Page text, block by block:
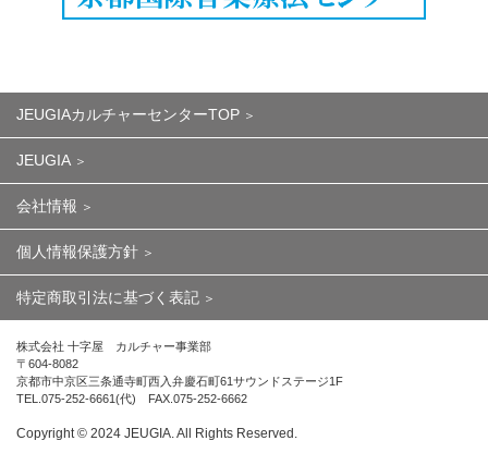
JEUGIAカルチャーセンターTOP
JEUGIA
会社情報
個人情報保護方針
特定商取引法に基づく表記
株式会社 十字屋 カルチャー事業部
〒604-8082
京都市中京区三条通寺町西入弁慶石町61サウンドステージ1F
TEL.075-252-6661(代) FAX.075-252-6662
Copyright ©︎ 2024 JEUGIA. All Rights Reserved.